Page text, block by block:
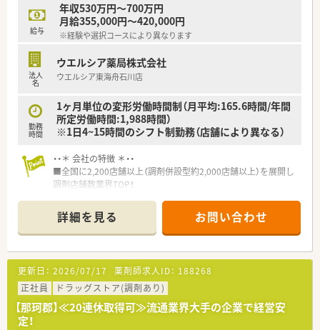
給与
年収530万円～700万円
月給355,000円～420,000円
※経験や選択コースにより異なります
法人
名
ウエルシア薬局株式会社
ウエルシア東海舟石川店
勤務
時間
1ヶ月単位の変形労働時間制（月平均:165.6時間/年間
所定労働時間:1,988時間）
※1日4~15時間のシフト制勤務（店舗により異なる）
・・＊ 会社の特徴 ＊・・
■全国に2,200店舗以上（調剤併設型約2,000店舗以上）を展開し
調剤店舗数業界TOP！
頑張り次第で高給与も可能！
■経験や勤務コースによりますが、経験の少ない方でも500万前
半スタートと業界TOP水準！
■職種や職域に合わせ、豊富な社内研修や外部組織と連携した研
修を用意されています
■薬剤師が中心の会社だからこそ活躍できるキャリアパスが多
種多様に用意されています。
■店舗拡大に伴い、エリアマネジャーや営業部長等のマネジメン
トのポジションも増えます。
詳細を見る お問い合わせ
更新日： 2026/07/17 薬剤師求人ID： 188268
正社員
ドラッグストア(調剤あり)
【那珂郡】≪20連休取得可≫流通業界大手の企業で経営安
定！